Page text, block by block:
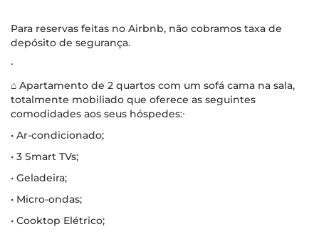
Para reservas feitas no Airbnb, não cobramos taxa de
depósito de segurança.
∙
⌂ Apartamento de 2 quartos com um sofá cama na sala,
totalmente mobiliado que oferece as seguintes
comodidades aos seus hóspedes:∙
• Ar-condicionado;
• 3 Smart TVs;
• Geladeira;
• Micro-ondas;
• Cooktop Elétrico;